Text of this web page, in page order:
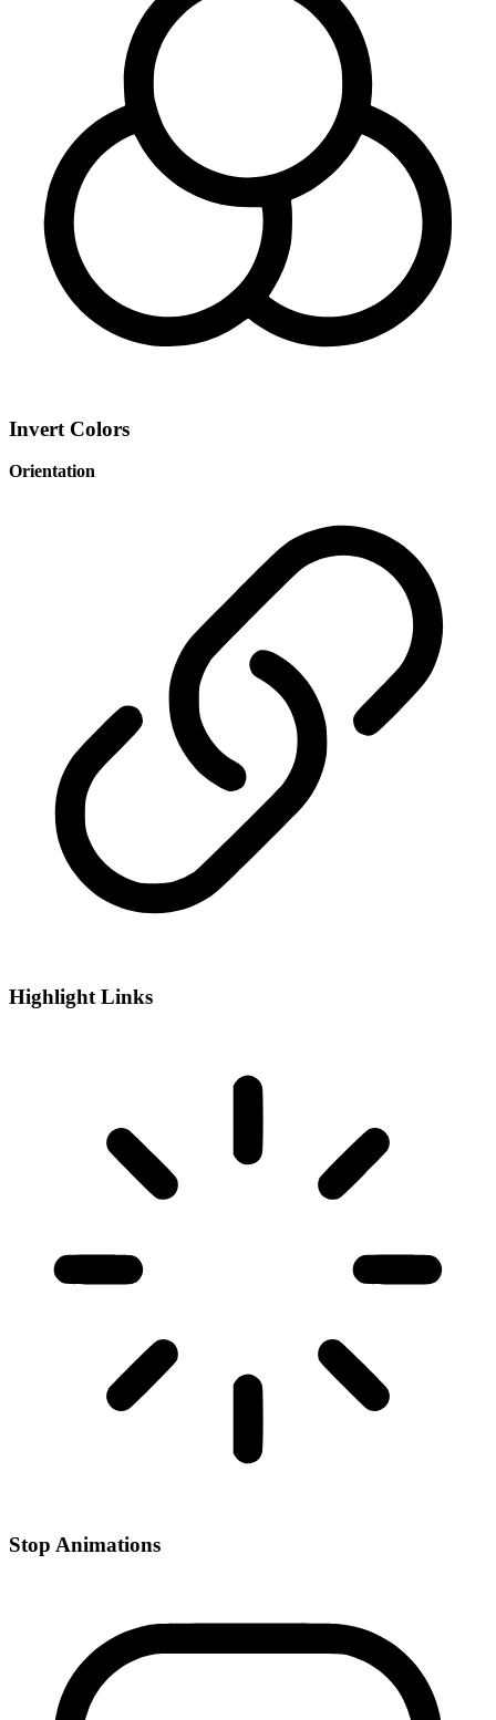
Invert Colors
Orientation
Highlight Links
Stop Animations